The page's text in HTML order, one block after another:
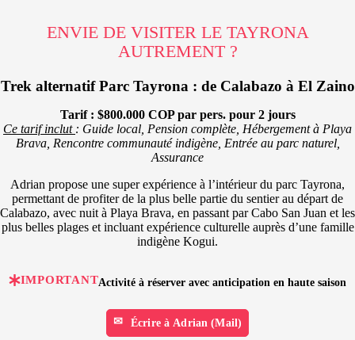
ENVIE DE VISITER LE TAYRONA
AUTREMENT ?
Trek alternatif Parc Tayrona : de Calabazo à El Zaino
Tarif : $800.000 COP par pers. pour 2 jours
Ce tarif inclut : Guide local, Pension complète, Hébergement à Playa
Brava, Rencontre communauté indigène, Entrée au parc naturel,
Assurance
Adrian propose une super expérience à l’intérieur du parc Tayrona,
permettant de profiter de la plus belle partie du sentier au départ de
Calabazo, avec nuit à Playa Brava, en passant par Cabo San Juan et les
plus belles plages et incluant expérience culturelle auprès d’une famille
indigène Kogui.
IMPORTANTActivité à réserver avec anticipation en haute saison
Écrire à Adrian (Mail)